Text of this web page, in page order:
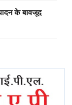
के बावजूद